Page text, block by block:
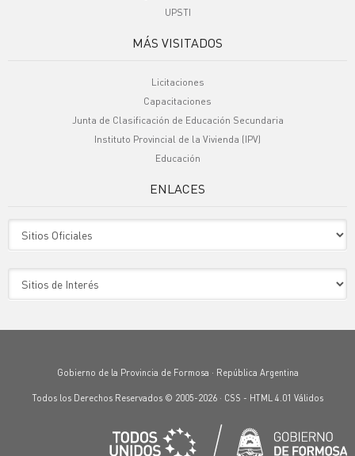
UPSTI
MÁS VISITADOS
Licitaciones
Capacitaciones
Junta de Clasificación de Educación Secundaria
Instituto Provincial de la Vivienda (IPV)
Educación
ENLACES
Gobierno de la Provincia de Formosa · República Argentina
Todos los Derechos Reservados © 2005-2026 · CSS - HTML 4.01 Válidos